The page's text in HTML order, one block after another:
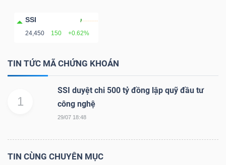
SSI
24,450 150 +0.62%
TIN TỨC MÃ CHỨNG KHOÁN
1
SSI duyệt chi 500 tỷ đồng lập quỹ đầu tư
công nghệ
29/07 18:48
TIN CÙNG CHUYÊN MỤC
PHÂN
VIETSTOCKFINANCE